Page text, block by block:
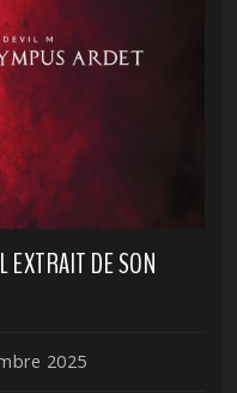
EXTRAIT DE SON
2025